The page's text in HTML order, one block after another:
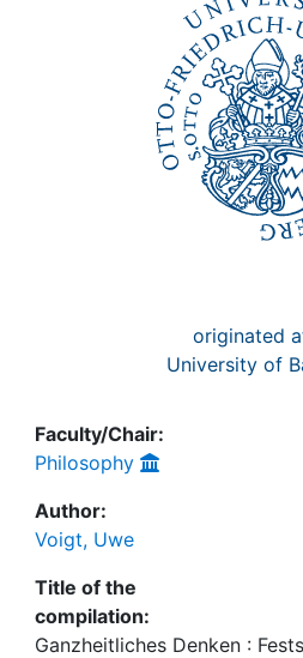
originated
University of
Faculty/Chair:
Philosophy
Author:
Voigt, Uwe
Title of the
compilation:
Ganzheitliches Denken :